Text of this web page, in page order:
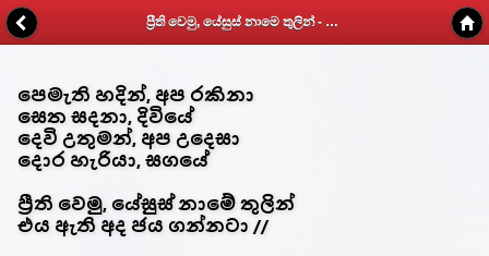
ප්‍රීති වෙමු, යේසුස් නාමෙ තුලින් - Kithunu Gee Potha - Web v1.7
පෙමැති හදින්, අප රකිනා
සෙත සදනා, දිවියේ
දෙවි උතුමන්, අප උදෙසා
දොර හැරියා, සගයේ
ප්‍රීති වෙමු, යේසුස් නාමේ තුලින්
එය ඇති අද ජය ගන්නටා //